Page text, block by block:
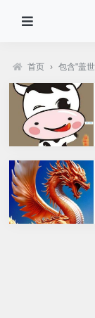
首页 › 包含"盖